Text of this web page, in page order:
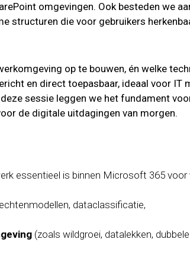
omgevingen. Ook besteden we
structuren die voor gebruikers
op te bouwen, én welke
en direct toepasbaar, ideaal voor IT
sessie leggen we het fundament
de digitale uitdagingen van morgen.
essentieel is binnen Microsoft 365 voor
dataclassificatie,
(zoals wildgroei, datalekken,